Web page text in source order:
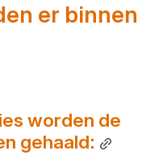
er binnen
worden de
gehaald: